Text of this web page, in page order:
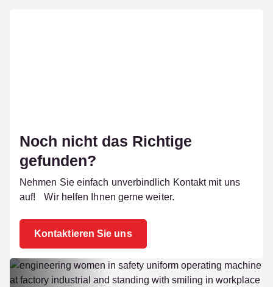
Noch nicht das Richtige
gefunden?
Nehmen Sie einfach unverbindlich Kontakt mit uns
auf! Wir helfen Ihnen gerne weiter.
Kontaktieren Sie uns